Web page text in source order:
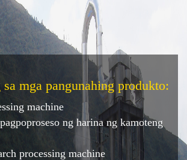
mga pangunahing produkto:
machine
ng harina ng kamoteng
processing machine